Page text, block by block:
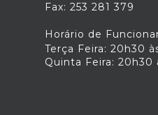
Fax: 253 281 379
Horário de
Terça Feira: 20h30
Quinta Feira: 20h30